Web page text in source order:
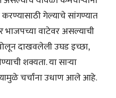
गेल्याचे सांगण्यात
वाटेवर असल्याची
बोलून दाखवलेली उघड इच्छा,
शक्यता. या साऱ्या
चर्चांना उधाण आले आहे.